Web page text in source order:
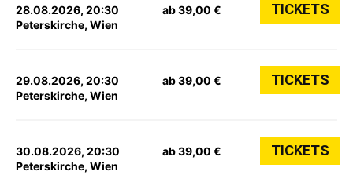
28.08.2026, 20:30
Peterskirche, Wien
ab 39,00 € TICKETS
29.08.2026, 20:30
Peterskirche, Wien
ab 39,00 € TICKETS
30.08.2026, 20:30
Peterskirche, Wien
ab 39,00 € TICKETS